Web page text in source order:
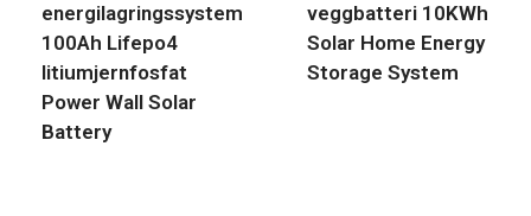
energilagringssystem
100Ah Lifepo4
litiumjernfosfat
Power Wall Solar
Battery
veggbatteri 10KWh
Solar Home Energy
Storage System